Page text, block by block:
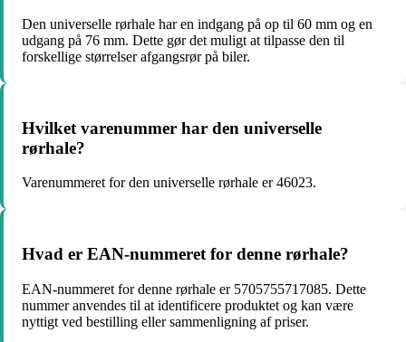
Den universelle rørhale har en indgang på op til 60 mm og en
udgang på 76 mm. Dette gør det muligt at tilpasse den til
forskellige størrelser afgangsrør på biler.
Hvilket varenummer har den universelle
rørhale?
Varenummeret for den universelle rørhale er 46023.
Hvad er EAN-nummeret for denne rørhale?
EAN-nummeret for denne rørhale er 5705755717085. Dette
nummer anvendes til at identificere produktet og kan være
nyttigt ved bestilling eller sammenligning af priser.